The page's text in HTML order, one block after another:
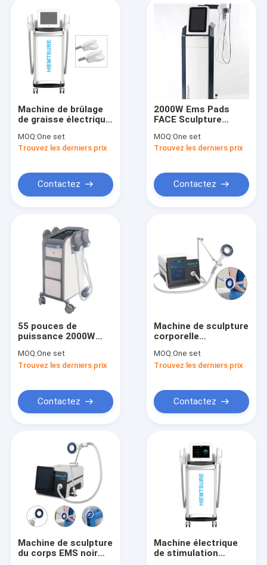
À propos de nous
Visite de l'usine
Machine de brûlage
de graisse électrique
Fréquence 2000W
Puissance pour le
Muscle construire
réduction de graisse
MOQ:One set
Trouvez les derniers prix
Contactez
2000W Ems Pads
FACE Sculpture
de réduction de
graisse Ems machine
musculaire
MOQ:One set
Trouvez les derniers prix
Contactez
55 pouces de
puissance 2000W
perte de poids pour
le salon de beauté
MOQ:One set
Trouvez les derniers prix
Contactez
Machine de sculpture
corporelle
de 75 kg pour le
renforcement
graisse
MOQ:One set
Trouvez les derniers prix
Contactez
Machine de sculpture
du corps EMS noir
Machine électrique
de stimulation